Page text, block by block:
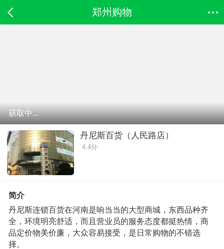
郑州购物
获取中...
丹尼斯百货（人民路店）
4.4分
简介
丹尼斯连锁百货在河南是响当当的大型商城，东西品种齐
全，环境明亮舒适，而且营业员的服务态度都挺热情，商
品定价物美价廉，大众容易接受，是日常购物的不错选
择。